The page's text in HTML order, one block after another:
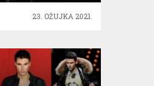
23. OŽUJKA 2021.